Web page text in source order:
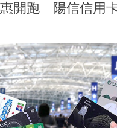
開跑 陽信信用